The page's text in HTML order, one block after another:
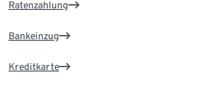
Ratenzahlung
Bankeinzug
Kreditkarte